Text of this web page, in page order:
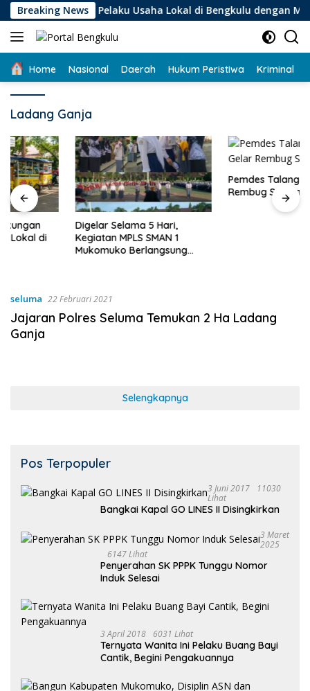
Langsung
ke
konten
Breaking News
Bagi Pelaku Usaha Lokal di Bengkulu dengan
Home Nasional Daerah Hukum Peristiwa Kriminal
Ladang Ganja
Digelar Selama 5 Hari,
Kegiatan MPLS SMAN 1
Mukomuko Berlangsung
Pemdes Talang Kuning Gelar
Rembug Stunting
seluma 22 Februari 2021
Jajaran Polres Seluma Temukan 2 Ha Ladang
Ganja
Selengkapnya
Pos Terpopuler
3 Juni 2017
11030
Lihat
Bangkai Kapal GO LINES II Disingkirkan
3 Maret
2025
6147 Lihat
Penyerahan SK PPPK Tunggu Nomor
Induk Selesai
3 April 2018 6031 Lihat
Ternyata Wanita Ini Pelaku Buang Bayi
Cantik, Begini Pengakuannya